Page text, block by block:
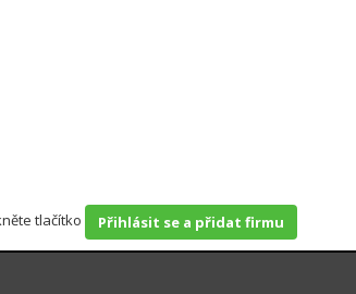
tlačítko Přihlásit se a přidat firmu